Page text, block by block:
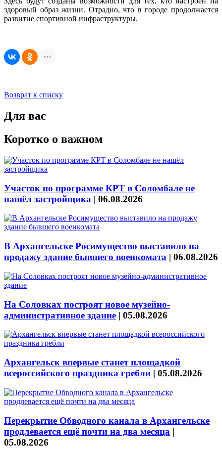
здоровый образ жизни. Отрадно, что в городе продолжается
развитие спортивной инфраструктуры.
Возврат к списку
Для вас
Коротко о важном
Участок по программе КРТ в Соломбале не
нашёл застройщика | 06.08.2026
В Архангельске Росимущество выставило на
продажу здание бывшего военкомата | 06.08.2026
На Соловках построят новое музейно-
административное здание | 05.08.2026
Архангельск впервые станет площадкой
всероссийского праздника гребли | 05.08.2026
Перекрытие Обводного канала в Архангельске
продлевается ещё почти на два месяца |
05.08.2026